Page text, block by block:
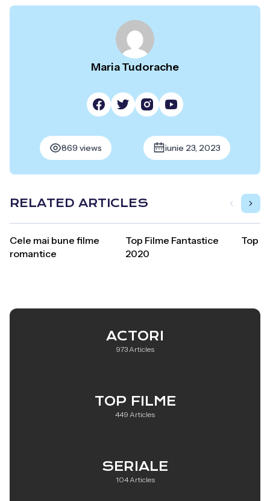
Maria Tudorache
869 views iunie 23, 2023
RELATED ARTICLES
Cele mai bune filme
romantice
Top Filme Fantastice
2020
Top
ACTORI
973 Articles
TOP FILME
449 Articles
SERIALE
104 Articles